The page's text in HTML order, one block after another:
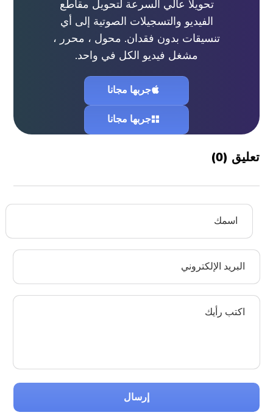
تحويلًا عالي السرعة لتحويل مقاطع
الفيديو والتسجيلات الصوتية إلى أي
تنسيقات بدون فقدان. محول ، محرر ،
مشغل فيديو الكل في واحد.
جربها مجانا
جربها مجانا
تعليق (0
)
إرسال